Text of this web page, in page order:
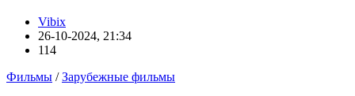
Vibix
26-10-2024, 21:34
114
Фильмы /Зарубежные фильмы